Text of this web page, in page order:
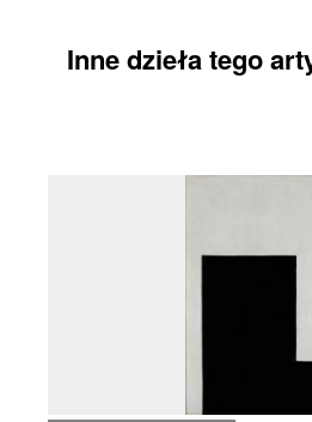
Inne dzieła tego